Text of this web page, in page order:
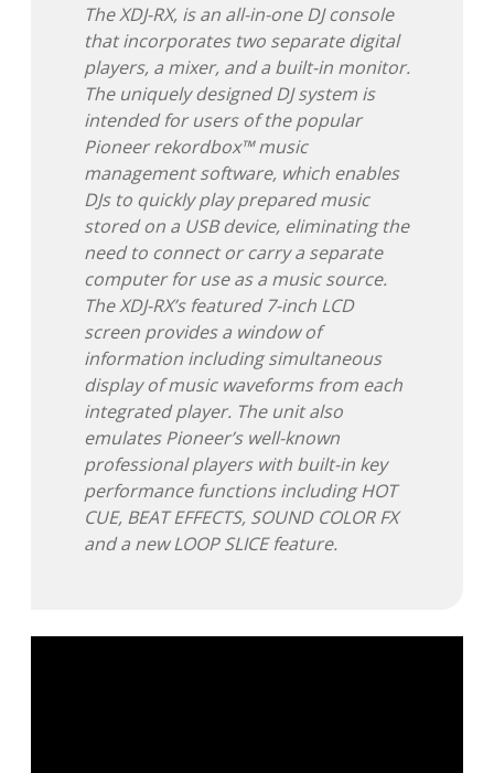
The XDJ-RX, is an all-in-one DJ console
that incorporates two separate digital
players, a mixer, and a built-in monitor.
The uniquely designed DJ system is
intended for users of the popular
Pioneer rekordbox™ music
management software, which enables
DJs to quickly play prepared music
stored on a USB device, eliminating the
need to connect or carry a separate
computer for use as a music source.
The XDJ-RX’s featured 7-inch LCD
screen provides a window of
information including simultaneous
display of music waveforms from each
integrated player. The unit also
emulates Pioneer’s well-known
professional players with built-in key
performance functions including HOT
CUE, BEAT EFFECTS, SOUND COLOR FX
and a new LOOP SLICE feature.